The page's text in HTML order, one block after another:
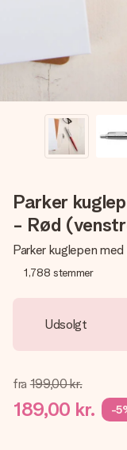
Parker
- Rød
Parker kuglepen
1,788 stemmer
Udsolgt
fra 199,00 kr.
189,00 kr. -